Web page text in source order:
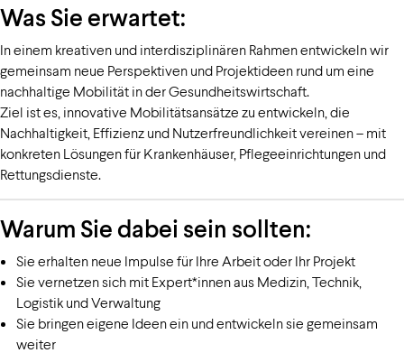
Was Sie erwartet:
In einem kreativen und interdisziplinären Rahmen entwickeln wir
gemeinsam neue Perspektiven und Projektideen rund um eine
nachhaltige Mobilität in der Gesundheitswirtschaft.
Ziel ist es, innovative Mobilitätsansätze zu entwickeln, die
Nachhaltigkeit, Effizienz und Nutzerfreundlichkeit vereinen – mit
konkreten Lösungen für Krankenhäuser, Pflegeeinrichtungen und
Rettungsdienste.
Warum Sie dabei sein sollten:
Sie erhalten neue Impulse für Ihre Arbeit oder Ihr Projekt
Sie vernetzen sich mit Expert*innen aus Medizin, Technik,
Logistik und Verwaltung
Sie bringen eigene Ideen ein und entwickeln sie gemeinsam
weiter